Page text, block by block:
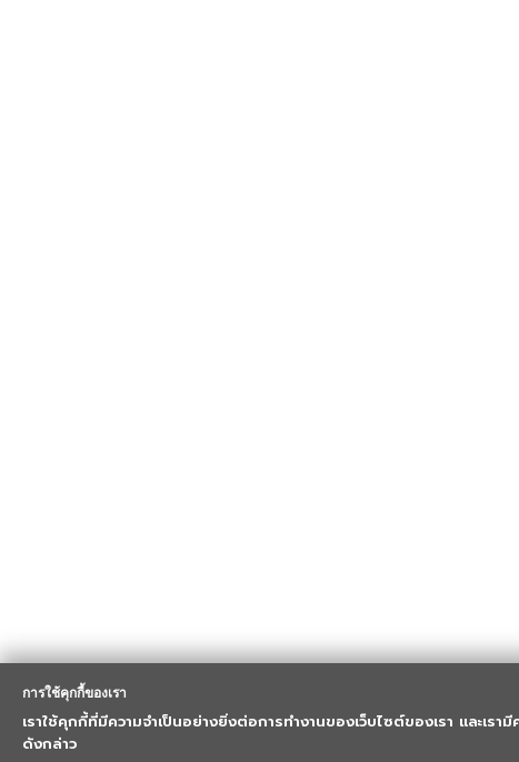
การใช้คุกกี้ของเรา
เราใช้คุกกี้ที่มีความจำเป็นอย่างยิ่งต่อการทำงานของเว็บไซต์ของเรา และเร
ดังกล่าว